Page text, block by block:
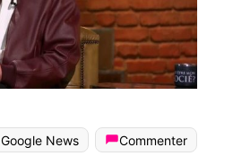
Google News
Commenter